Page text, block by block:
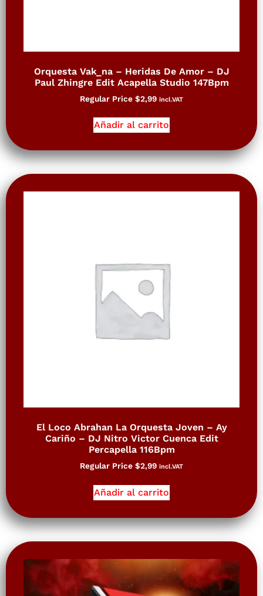
Orquesta Vak_na – Heridas De Amor – DJ
Paul Zhingre Edit Acapella Studio 147Bpm
Regular Price $2,99 incl.VAT
Añadir al carrito
El Loco Abrahan La Orquesta Joven – Ay
Cariño – DJ Nitro Victor Cuenca Edit
Percapella 116Bpm
Regular Price $2,99 incl.VAT
Añadir al carrito